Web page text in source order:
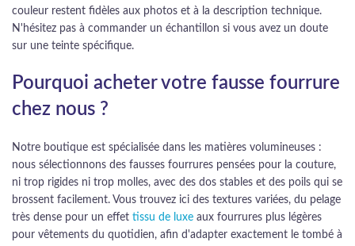
couleur restent fidèles aux photos et à la description technique.
N'hésitez pas à commander un échantillon si vous avez un doute
sur une teinte spécifique.
Pourquoi acheter votre fausse fourrure
chez nous ?
Notre boutique est spécialisée dans les matières volumineuses :
nous sélectionnons des fausses fourrures pensées pour la couture,
ni trop rigides ni trop molles, avec des dos stables et des poils qui se
brossent facilement. Vous trouvez ici des textures variées, du pelage
très dense pour un effet tissu de luxe aux fourrures plus légères
pour vêtements du quotidien, afin d'adapter exactement le tombé à